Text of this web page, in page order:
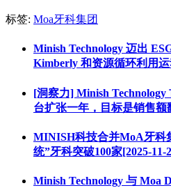
标签: Moa牙科集团
Minish Technology 迈出
Kimberly 和资源循环利用运
[洞察力] Minish
台扩张一年，目标是销售额
MINISH科技合并MoA牙
统”牙科突破100家[2025-11-
Minish Technology 与